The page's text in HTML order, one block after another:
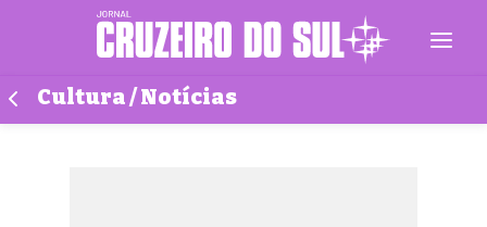
Cultura / Notícias